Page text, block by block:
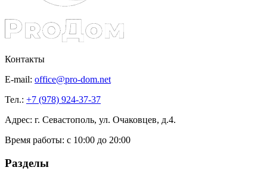
Контакты
E-mail: office@pro-dom.net
Тел.: +7 (978) 924-37-37
Адрес: г. Севастополь, ул. Очаковцев, д.4.
Время работы: с 10:00 до 20:00
Разделы